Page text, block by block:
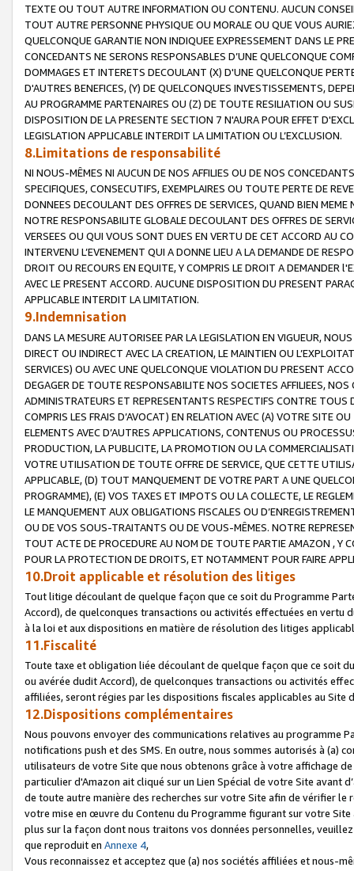
TEXTE OU TOUT AUTRE INFORMATION OU CONTENU. AUCUN
TOUT AUTRE PERSONNE PHYSIQUE OU MORALE OU QUE VOUS
QUELCONQUE GARANTIE NON INDIQUEE EXPRESSEMENT DANS LE
CONCEDANTS NE SERONS RESPONSABLES D’UNE QUELCONQUE
DOMMAGES ET INTERETS DECOULANT (X) D'UNE QUELCONQUE
D'AUTRES BENEFICES, (Y) DE QUELCONQUES INVESTISSEMENTS,
AU PROGRAMME PARTENAIRES OU (Z) DE TOUTE RESILIATION OU
DISPOSITION DE LA PRESENTE SECTION 7 N'AURA POUR EFFET
LEGISLATION APPLICABLE INTERDIT LA LIMITATION OU L’EXCLUSION.
8.Limitations de responsabilité
NI NOUS-MÊMES NI AUCUN DE NOS AFFILIES OU DE NOS
SPECIFIQUES, CONSECUTIFS, EXEMPLAIRES OU TOUTE PERTE DE
DONNEES DECOULANT DES OFFRES DE SERVICES, QUAND BIEN
NOTRE RESPONSABILITE GLOBALE DECOULANT DES OFFRES DE
VERSEES OU QUI VOUS SONT DUES EN VERTU DE CET ACCORD AU
INTERVENU L’EVENEMENT QUI A DONNE LIEU A LA DEMANDE DE
DROIT OU RECOURS EN EQUITE, Y COMPRIS LE DROIT A DEMANDER
AVEC LE PRESENT ACCORD. AUCUNE DISPOSITION DU PRESENT
APPLICABLE INTERDIT LA LIMITATION.
9.Indemnisation
DANS LA MESURE AUTORISEE PAR LA LEGISLATION EN VIGUEUR,
DIRECT OU INDIRECT AVEC LA CREATION, LE MAINTIEN OU
SERVICES) OU AVEC UNE QUELCONQUE VIOLATION DU PRESENT
DEGAGER DE TOUTE RESPONSABILITE NOS SOCIETES AFFILIEES,
ADMINISTRATEURS ET REPRESENTANTS RESPECTIFS CONTRE
COMPRIS LES FRAIS D’AVOCAT) EN RELATION AVEC (A) VOTRE SITE
ELEMENTS AVEC D’AUTRES APPLICATIONS, CONTENUS OU
PRODUCTION, LA PUBLICITE, LA PROMOTION OU LA
VOTRE UTILISATION DE TOUTE OFFRE DE SERVICE, QUE CETTE
APPLICABLE, (D) TOUT MANQUEMENT DE VOTRE PART A UNE
PROGRAMME), (E) VOS TAXES ET IMPOTS OU LA COLLECTE, LE
LE MANQUEMENT AUX OBLIGATIONS FISCALES OU
OU DE VOS SOUS-TRAITANTS OU DE VOUS-MÊMES. NOTRE
TOUT ACTE DE PROCEDURE AU NOM DE TOUTE PARTIE AMAZON , Y
POUR LA PROTECTION DE DROITS, ET NOTAMMENT POUR FAIRE
10.Droit applicable et résolution des litiges
Tout litige découlant de quelque façon que ce soit du Programme
Accord), de quelconques transactions ou activités effectuées en vertu
à la loi et aux dispositions en matière de résolution des litiges
11.Fiscalité
Toute taxe et obligation liée découlant de quelque façon que ce soit
ou avérée dudit Accord), de quelconques transactions ou activités
affiliées, seront régies par les dispositions fiscales applicables au Site
12.Dispositions complémentaires
Nous pouvons envoyer des communications relatives au programme
notifications push et des SMS. En outre, nous sommes autorisés à
utilisateurs de votre Site que nous obtenons grâce à votre affichage
particulier d'Amazon ait cliqué sur un Lien Spécial de votre Site avant
de toute autre manière des recherches sur votre Site afin de vérifier
votre mise en œuvre du Contenu du Programme figurant sur votre
plus sur la façon dont nous traitons vos données personnelles,
que reproduit en Annexe 4,
Vous reconnaissez et acceptez que (a) nos sociétés affiliées et nous-